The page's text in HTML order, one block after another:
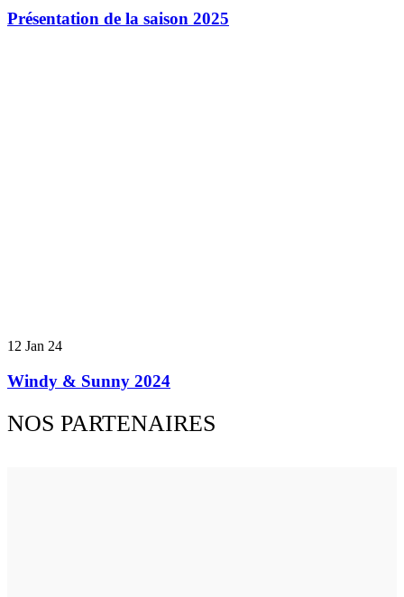
Présentation de la saison 2025
12 Jan 24
Windy & Sunny 2024
NOS PARTENAIRES